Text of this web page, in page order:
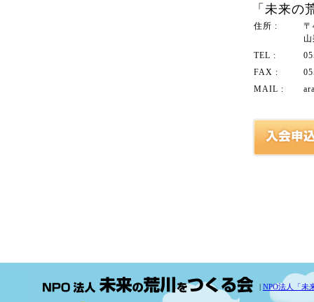
「未来の
住所 :
〒
TEL :
FAX :
MAIL :
| NPO法人「未